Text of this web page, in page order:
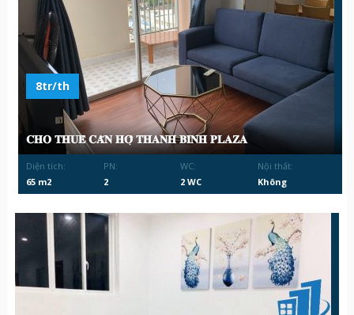
8tr/th
𝐂𝐇𝐎 𝐓𝐇𝐔𝐄̂ 𝐂𝐀̆𝐍 𝐇𝐎̣̂ 𝐓𝐇𝐀𝐍𝐇 𝐁𝐈̀𝐍𝐇 𝐏𝐋𝐀𝐙𝐀
Diện tích:
65 m2
PN:
2
WC:
2 WC
Nội thất:
Không